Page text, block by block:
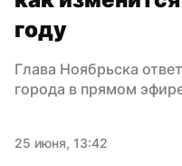
году
Глава Ноябрьска
города в прямом
25 июня, 13:42